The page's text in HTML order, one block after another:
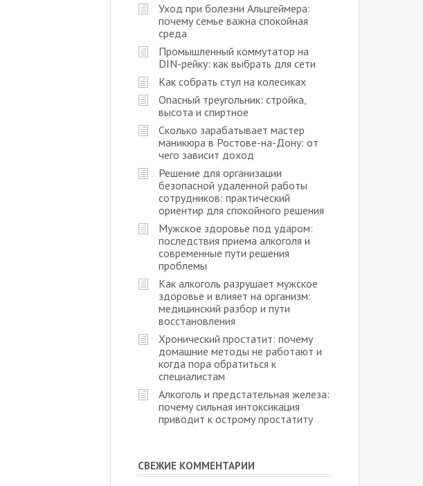
Уход при болезни Альцгеймера:
почему семье важна спокойная
среда
Промышленный коммутатор на
DIN-рейку: как выбрать для сети
Как собрать стул на колесиках
Опасный треугольник: стройка,
высота и спиртное
Сколько зарабатывает мастер
маникюра в Ростове-на-Дону: от
чего зависит доход
Решение для организации
безопасной удаленной работы
сотрудников: практический
ориентир для спокойного решения
Мужское здоровье под ударом:
последствия приема алкоголя и
современные пути решения
проблемы
Как алкоголь разрушает мужское
здоровье и влияет на организм:
медицинский разбор и пути
восстановления
Хронический простатит: почему
домашние методы не работают и
когда пора обратиться к
специалистам
Алкоголь и предстательная железа:
почему сильная интоксикация
приводит к острому простатиту
СВЕЖИЕ КОММЕНТАРИИ